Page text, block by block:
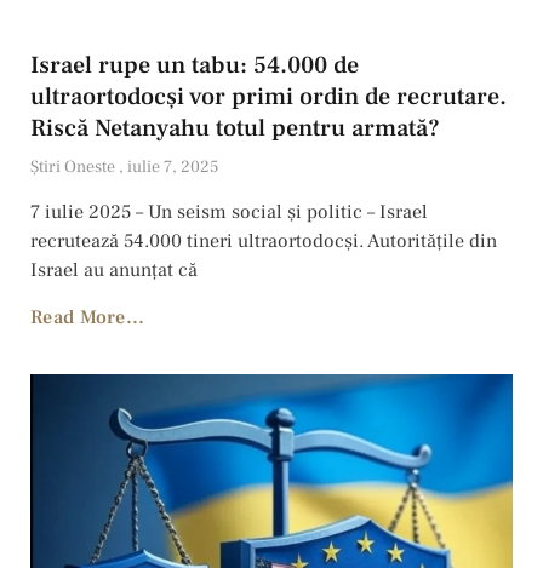
Israel rupe un tabu: 54.000 de
ultraortodocși vor primi ordin de recrutare.
Riscă Netanyahu totul pentru armată?
Ştiri Oneste iulie 7, 2025
7 iulie 2025 – Un seism social și politic – Israel
recrutează 54.000 tineri ultraortodocşi. Autoritățile din
Israel au anunțat că
Read More...